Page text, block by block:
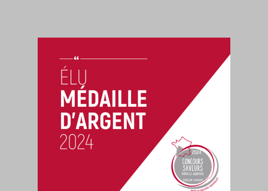
06 11 83 16 81
Christelle :
06 15 82 07 04
Email :
contact@chevre2rivieres.fr